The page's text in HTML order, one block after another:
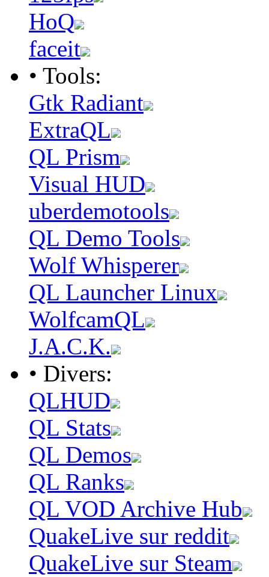
HoQ
faceit
• Tools:
Gtk Radiant
ExtraQL
QL Prism
Visual HUD
uberdemotools
QL Demo Tools
Wolf Whisperer
QL Launcher Linux
WolfcamQL
J.A.C.K.
• Divers:
QLHUD
QL Stats
QL Demos
QL Ranks
QL VOD Archive Hub
QuakeLive sur reddit
QuakeLive sur Steam